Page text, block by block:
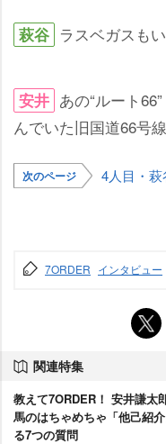
萩谷 ラスベガスもい
安井 あの“ルート
んでいた旧国道66号
次のページ 4人目・萩
7ORDER インタビュー
関連特集
教えて7ORDER！ 安井謙太
馬のはちゃめちゃ「他己紹
る7つの質問